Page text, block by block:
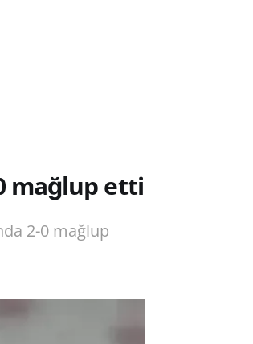
mağlup etti
2-0 mağlup